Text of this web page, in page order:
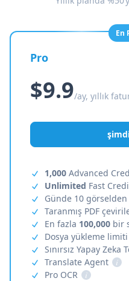
En
Pro
$9.9/ay, yıllık
1,000 Advanced
Unlimited Fast
Günde 10
Taranmış PDF
En fazla 100,000 bir
Dosya yükleme limiti
Sınırsız Yapay Zeka
Translate Agent
i
Pro OCR
i